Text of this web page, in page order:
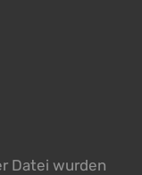
Datei wurden